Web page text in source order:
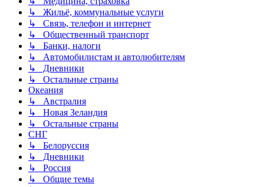
↳ Жильё, коммунальные услуги
↳ Связь, телефон и интернет
↳ Общественный транспорт
↳ Банки, налоги
↳ Автомобилистам и автолюбителям
↳ Дневники
↳ Остальные страны
Океания
↳ Австралия
↳ Новая Зеландия
↳ Остальные страны
СНГ
↳ Белоруссия
↳ Дневники
↳ Россия
↳ Общие темы